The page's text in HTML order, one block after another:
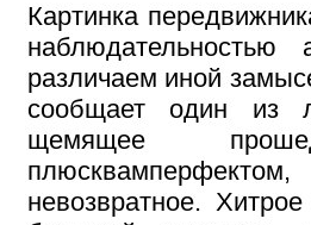
Картинка
различаем иной
сообщает один из
щемящее
невозвратное.